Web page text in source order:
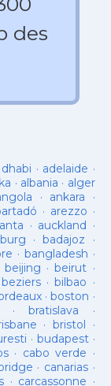
des
· adelaide ·
· albania · alger
· ankara ·
· arezzo ·
· auckland ·
·badajoz ·
· bangladesh ·
beijing ·beirut ·
beziers ·bilbao ·
·boston ·
·bratislava ·
· bristol ·
· budapest·
· cabo verde ·
· canarias·
· carcassonne ·